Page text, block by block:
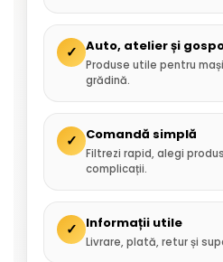
✓ Auto, atelier și
Produse utile pentru
grădină.
✓ Comandă simplă
Filtrezi rapid, alegi
complicații.
✓ Informații utile
Livrare, plată, retur și